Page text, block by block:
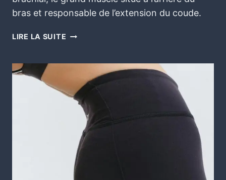
bras et responsable de l’extension du coude.
LIRE LA SUITE